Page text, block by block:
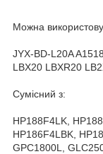
Можна
JYX-BD-L20A
LBX20 LBXR20
Сумісний з:
HP188F4LK,
HP186F4LBK,
GPC1800L,